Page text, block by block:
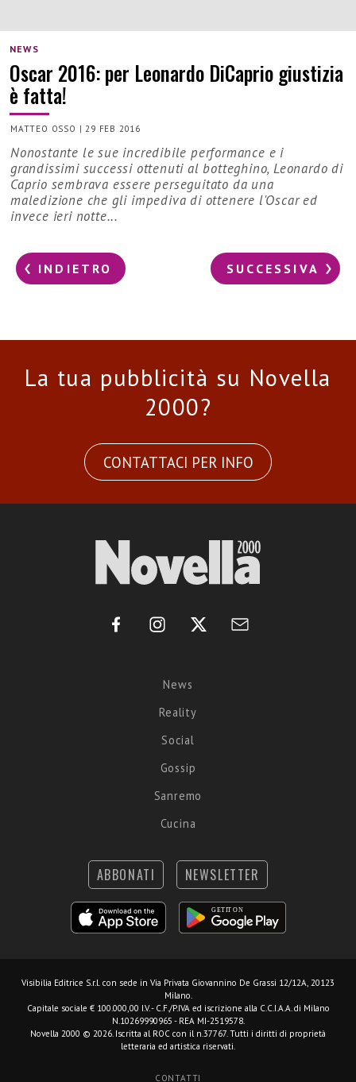
NEWS
Oscar 2016: per Leonardo DiCaprio giustizia
è fatta!
MATTEO OSSO |29 FEB 2016
Nonostante le sue incredibile performance e i
grandissimi successi ottenuti al botteghino, Leonardo di
Caprio sembrava essere perseguitato da una
maledizione che gli impediva di ottenere l'Oscar ed
invece ieri notte...
INDIETRO SUCCESSIVA
La tua pubblicità su Novella
2000?
CONTATTACI PER INFO
News
Reality
Social
Gossip
Sanremo
Cucina
ABBONATI NEWSLETTER
Visibilia Editrice S.r.l. con sede in Via Privata Giovannino De Grassi 12/12A, 20123
Milano.
Capitale sociale € 100.000,00 I.V. - C.F./P.IVA ed iscrizione alla C.C.I.A.A. di Milano
N.10269990965 - REA MI-2519578.
Novella 2000 © 2026. Iscritta al ROC con il n.37767. Tutti i diritti di proprietà
letteraria ed artistica riservati.
CONTATTI